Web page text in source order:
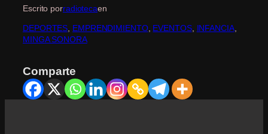
Escrito porradiotecaen
DEPORTES EMPRENDIMIENTO, EVENTOS, INFANCIA
MINGA SONORA
Comparte